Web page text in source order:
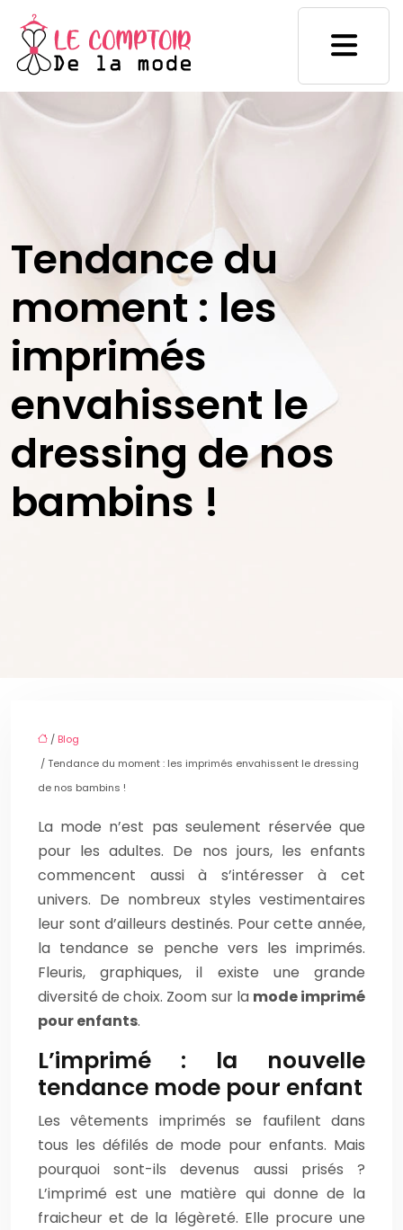
Tendance du
moment : les
imprimés
envahissent le
dressing de nos
bambins !
/ Blog
/ Tendance du moment : les imprimés envahissent le dressing
de nos bambins !
La mode n’est pas seulement réservée que
pour les adultes. De nos jours, les enfants
commencent aussi à s’intéresser à cet
univers. De nombreux styles vestimentaires
leur sont d’ailleurs destinés. Pour cette année,
la tendance se penche vers les imprimés.
Fleuris, graphiques, il existe une grande
diversité de choix. Zoom sur la mode imprimé
pour enfants.
L’imprimé : la nouvelle
tendance mode pour enfant
Les vêtements imprimés se faufilent dans
tous les défilés de mode pour enfants. Mais
pourquoi sont-ils devenus aussi prisés ?
L’imprimé est une matière qui donne de la
fraicheur et de la légèreté. Elle procure une